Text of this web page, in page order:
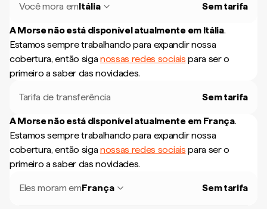
Você mora emItália Sem tarifa
A Morse não está disponível atualmente em Itália.
Estamos sempre trabalhando para expandir nossa
cobertura, então siganossas redes sociais para ser o
primeiro a saber das novidades.
Tarifa de transferência Sem tarifa
A Morse não está disponível atualmente em França.
Estamos sempre trabalhando para expandir nossa
cobertura, então siganossas redes sociais para ser o
primeiro a saber das novidades.
Eles moram emFrança Sem tarifa